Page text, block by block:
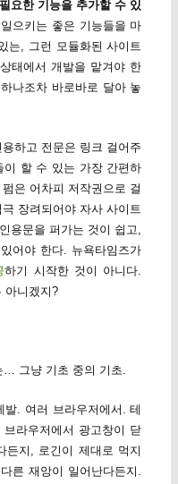
요한 기능을 추가할 수 있
으키는 좋은 기능들을 마
는, 그런 모듈화된 사이트
태에서 개발을 맡겨야 한
나조차 바로바로 달아 놓
하고 전문은 링크 걸어주
이 할 수 있는 가장 간편하
은 어차피 저작권으로 걸
장려되어야 자사 사이트
용문을 퍼가는 것이 쉽고,
어야 한다. 뉴욕타임즈가
하기 시작한 것이 아니다.
아니겠지?
… 그냥 기초 중의 기초.
발. 여러 브라우저에서. 테
라우저에서 광고창이 닫
든지, 로긴이 제대로 먹지
른 재앙이 일어난다든지.